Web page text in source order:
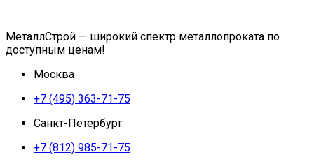
МеталлСтрой — широкий спектр металлопроката по
доступным ценам!
Москва
+7 (495) 363-71-75
Санкт-Петербург
+7 (812) 985-71-75